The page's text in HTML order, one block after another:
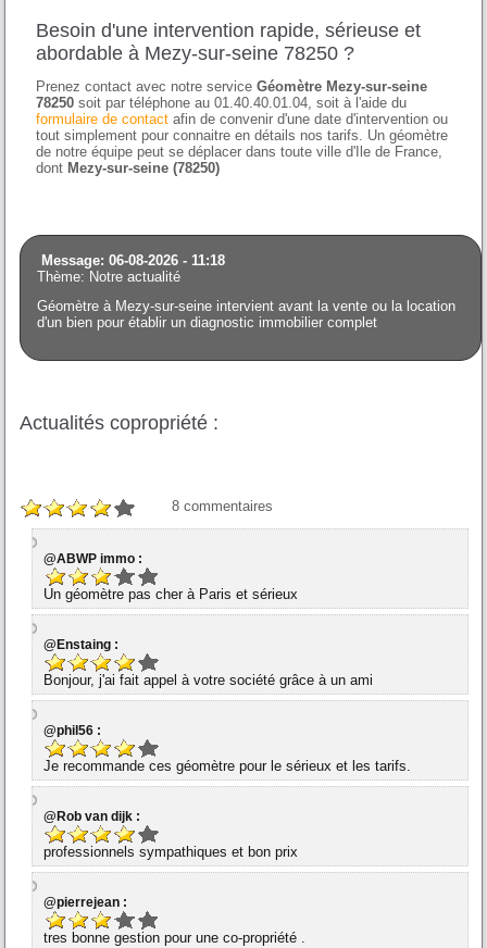
Besoin d'une intervention rapide, sérieuse et
abordable à Mezy-sur-seine 78250 ?
Prenez contact avec notre serviceGéomètre Mezy-sur-seine
78250 soit par téléphone au 01.40.40.01.04, soit à l'aide du
formulaire de contact afin de convenir d'une date d'intervention ou
tout simplement pour connaitre en détails nos tarifs. Un géomètre
de notre équipe peut se déplacer dans toute ville d'Ile de France,
dont Mezy-sur-seine (78250)
Message: 06-08-2026 - 11:18
Thème: Notre actualité
Géomètre à Mezy-sur-seine intervient avant la vente ou la location
d'un bien pour établir un diagnostic immobilier complet
Actualités copropriété :
8 commentaires
@ABWP immo :
Un géomètre pas cher à Paris et sérieux
@Enstaing :
Bonjour, j'ai fait appel à votre société grâce à un ami
@phil56 :
Je recommande ces géomètre pour le sérieux et les tarifs.
@Rob van dijk :
professionnels sympathiques et bon prix
@pierrejean :
tres bonne gestion pour une co-propriété .